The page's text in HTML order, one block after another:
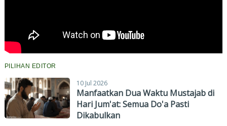
PILIHAN EDITOR
10 Jul 2026
Manfaatkan Dua Waktu Mustajab di
Hari Jum'at: Semua Do'a Pasti
Dikabulkan